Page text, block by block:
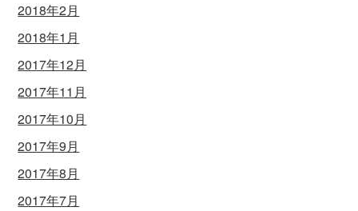
2018年2月
2018年1月
2017年12月
2017年11月
2017年10月
2017年9月
2017年8月
2017年7月